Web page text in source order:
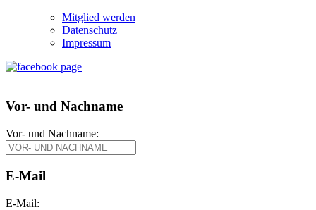
Mitglied werden
Datenschutz
Impressum
Vor- und Nachname
Vor- und Nachname:
E-Mail
E-Mail: